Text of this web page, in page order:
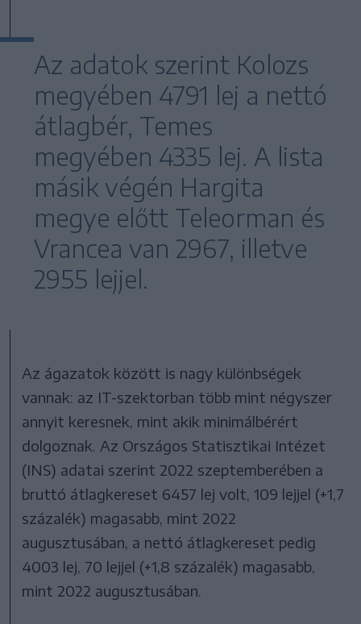
Az adatok szerint Kolozs
megyében 4791 lej a nettó
átlagbér, Temes
megyében 4335 lej. A lista
másik végén Hargita
megye előtt Teleorman és
Vrancea van 2967, illetve
2955 lejjel.
Az ágazatok között is nagy különbségek
vannak: az IT-szektorban több mint négyszer
annyit keresnek, mint akik minimálbérért
dolgoznak. Az Országos Statisztikai Intézet
(INS) adatai szerint 2022 szeptemberében a
bruttó átlagkereset 6457 lej volt, 109 lejjel (+1,7
százalék) magasabb, mint 2022
augusztusában, a nettó átlagkereset pedig
4003 lej, 70 lejjel (+1,8 százalék) magasabb,
mint 2022 augusztusában.